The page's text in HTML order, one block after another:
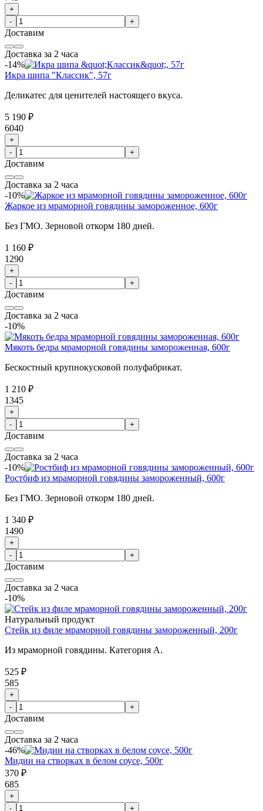
+
-
+
Доставим
Доставка за 2 часа
-14%
Икра шипа "Классик", 57г
Деликатес для ценителей настоящего вкуса.
5 190 ₽
6040
+
-
+
Доставим
Доставка за 2 часа
-10%
Жаркое из мраморной говядины замороженное, 600г
Без ГМО. Зерновой откорм 180 дней.
1 160 ₽
1290
+
-
+
Доставим
Доставка за 2 часа
-10%
Мякоть бедра мраморной говядины замороженная, 600г
Бескостный крупнокусковой полуфабрикат.
1 210 ₽
1345
+
-
+
Доставим
Доставка за 2 часа
-10%
Ростбиф из мраморной говядины замороженный, 600г
Без ГМО. Зерновой откорм 180 дней.
1 340 ₽
1490
+
-
+
Доставим
Доставка за 2 часа
-10%
Натуральный продукт
Стейк из филе мраморной говядины замороженный, 200г
Из мраморной говядины. Категория А.
525 ₽
585
+
-
+
Доставим
Доставка за 2 часа
-46%
Мидии на створках в белом соусе, 500г
370 ₽
685
+
-
+